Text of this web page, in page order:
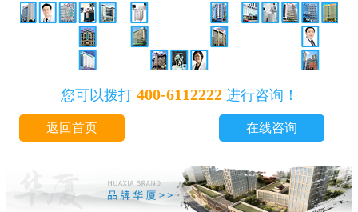
您可以拨打 400-6112222进行咨询！
返回首页 在线咨询